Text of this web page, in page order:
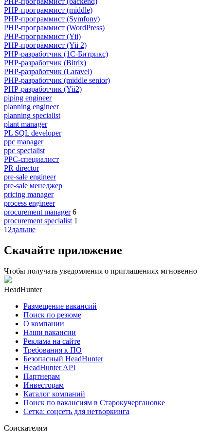
PHP-программист (middle)
PHP-программист (Symfony)
PHP-программист (WordPress)
PHP-программист (Yii)
PHP-программист (Yii 2)
PHP-разработчик (1С-Битрикс)
PHP-разработчик (Bitrix)
PHP-разработчик (Laravel)
PHP-разработчик (middle senior)
PHP-разработчик (Yii2)
piping engineer
planning engineer
planning specialist
plant manager
PL SQL developer
ppc manager
ppc specialist
PPC-специалист
PR director
pre-sale engineer
pre-sale менеджер
pricing manager
process engineer
procurement manager 6
procurement specialist 1
1 2дальше
Скачайте приложение
Чтобы получать уведомления о приглашениях мгновенно
HeadHunter
Размещение вакансий
Поиск по резюме
О компании
Наши вакансии
Реклама на сайте
Требования к ПО
Безопасный HeadHunter
HeadHunter API
Партнерам
Инвесторам
Каталог компаний
Поиск по вакансиям в Старокучергановке
Сетка: соцсеть для нетворкинга
Соискателям